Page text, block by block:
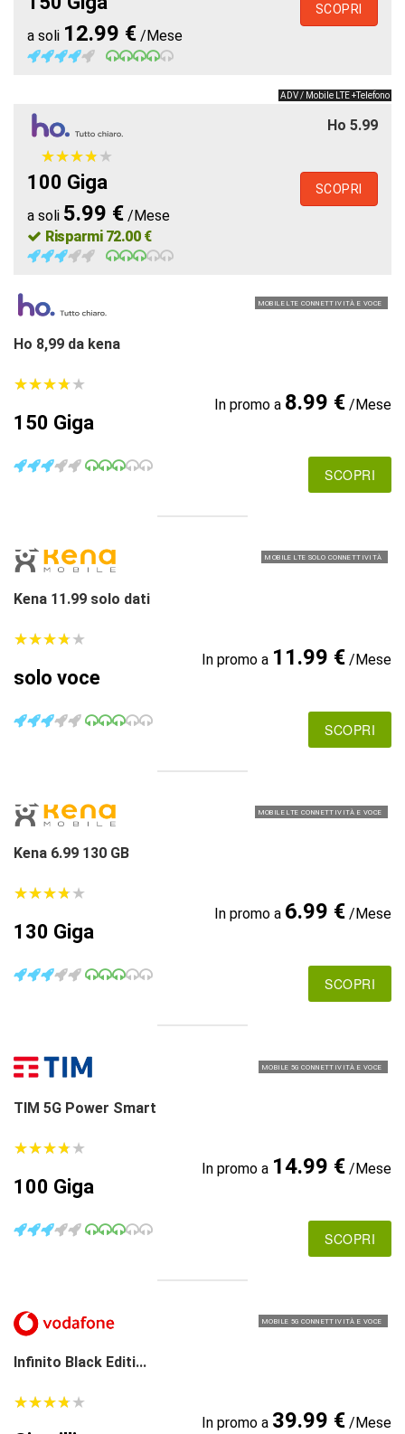
a soli 12.99 € /Mese
SCOPRI
ADV / Mobile LTE +Telefono
Ho 5.99
★★★★★
★★★★★
100 Giga
a soli 5.99 € /Mese
Risparmi 72.00 €
SCOPRI
MOBILE LTE CONNETTIVITÀ E VOCE
Ho 8,99 da kena
★★★★★
★★★★★
150 Giga
In promo a 8.99 €/Mese
SCOPRI
MOBILE LTE SOLO CONNETTIVITÀ
Kena 11.99 solo dati
★★★★★
★★★★★
solo voce
In promo a 11.99 €/Mese
SCOPRI
MOBILE LTE CONNETTIVITÀ E VOCE
Kena 6.99 130 GB
★★★★★
★★★★★
130 Giga
In promo a 6.99 €/Mese
SCOPRI
MOBILE 5G CONNETTIVITÀ E VOCE
TIM 5G Power Smart
★★★★★
★★★★★
100 Giga
In promo a 14.99 €/Mese
SCOPRI
MOBILE 5G CONNETTIVITÀ E VOCE
Infinito Black Editi...
★★★★★
★★★★★
In promo a 39.99 €/Mese